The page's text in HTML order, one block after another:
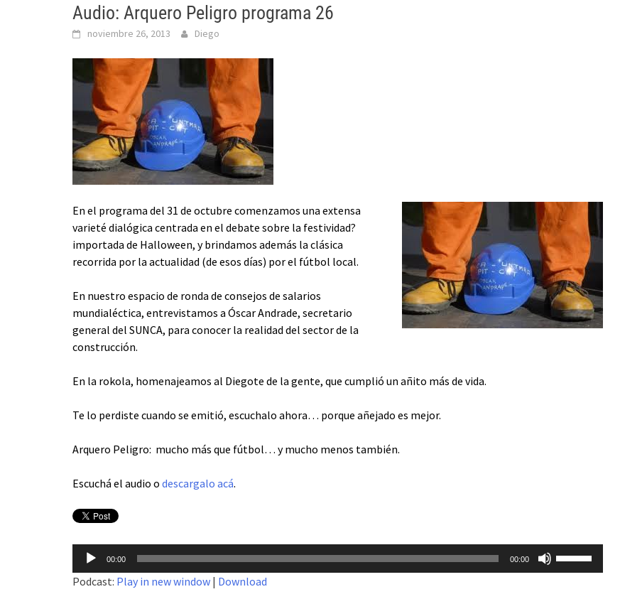
Audio: Arquero Peligro programa 26
noviembre 26, 2013 Diego
En el programa del 31 de octubre comenzamos una extensa
varieté dialógica centrada en el debate sobre la festividad?
importada de Halloween, y brindamos además la clásica
recorrida por la actualidad (de esos días) por el fútbol local.
En nuestro espacio de ronda de consejos de salarios
mundialéctica, entrevistamos a Óscar Andrade, secretario
general del SUNCA, para conocer la realidad del sector de la
construcción.
En la rokola, homenajeamos al Diegote de la gente, que cumplió un añito más de vida.
Te lo perdiste cuando se emitió, escuchalo ahora… porque añejado es mejor.
Arquero Peligro: mucho más que fútbol… y mucho menos también.
Escuchá el audio o descargalo acá.
Reproductor
de
audio
00:00 00:00
Podcast: Play in new window | Download